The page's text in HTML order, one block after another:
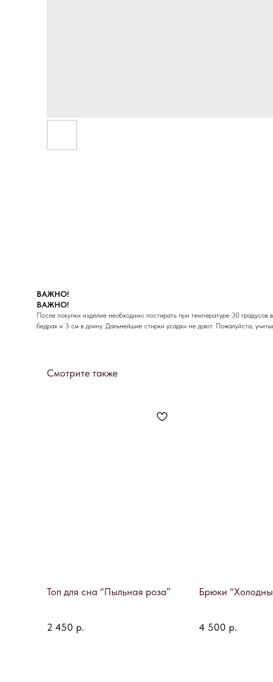
ВАЖНО!
ВАЖНО!
После покупки изделие необходимо постирать при температуре 30
бедрах и 3 см в длину. Дальнейшие стирки усадки не дают. Пожалуйста,
Смотрите также
Топ для сна “Пыльная роза”
2 450 р.
Брюки
4 500 р.